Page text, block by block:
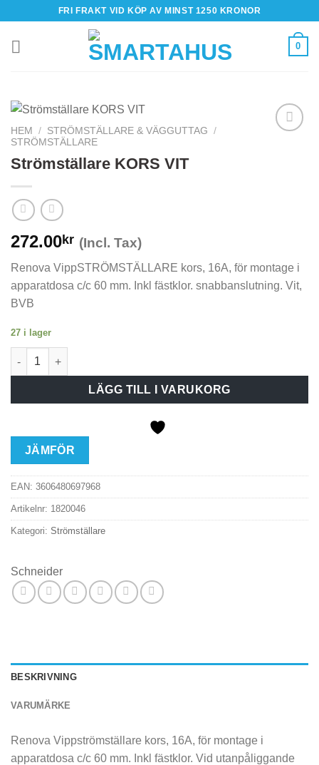
content
FRI FRAKT VID KÖP AV MINST 1250 KRONOR
0
HEM / STRÖMSTÄLLARE & VÄGGUTTAG
/
STRÖMSTÄLLARE
Strömställare KORS VIT
272.00kr (Incl. Tax)
Renova VippSTRÖMSTÄLLARE kors, 16A, för montage i
apparatdosa c/c 60 mm. Inkl fästklor. snabbanslutning. Vit,
BVB
27 i lager
Strömställare KORS VIT mängd
LÄGG TILL I VARUKORG
JÄMFÖR
EAN: 3606480697968
Artikelnr: 1820046
Kategori: Strömställare
Schneider
BESKRIVNING
VARUMÄRKE
Renova Vippströmställare kors, 16A, för montage i
apparatdosa c/c 60 mm. Inkl fästklor. Vid utanpåliggande